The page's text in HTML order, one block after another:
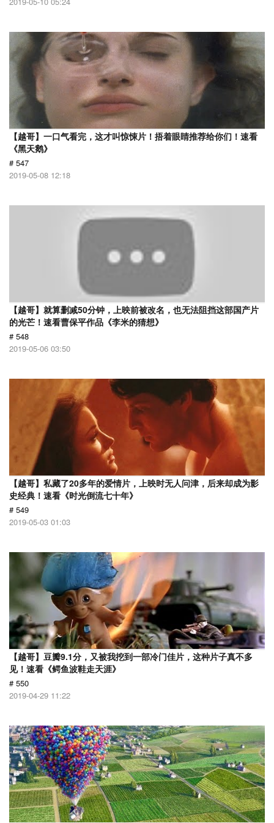
【越哥】一口气看完，这才叫惊悚片！捂着眼睛推荐给你们！速看
《黑天鹅》
# 547
2019-05-08 12:18
【越哥】就算删减50分钟，上映前被改名，也无法阻挡这部国产片
的光芒！速看曹保平作品《李米的猜想》
# 548
2019-05-06 03:50
【越哥】私藏了20多年的爱情片，上映时无人问津，后来却成为影
史经典！速看《时光倒流七十年》
# 549
2019-05-03 01:03
【越哥】豆瓣9.1分，又被我挖到一部冷门佳片，这种片子真不多
见！速看《鳄鱼波鞋走天涯》
# 550
2019-04-29 11:22